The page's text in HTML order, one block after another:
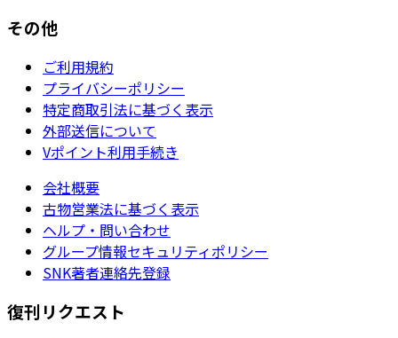
その他
ご利用規約
プライバシーポリシー
特定商取引法に基づく表示
外部送信について
Vポイント利用手続き
会社概要
古物営業法に基づく表示
ヘルプ・問い合わせ
グループ情報セキュリティポリシー
SNK著者連絡先登録
復刊リクエスト